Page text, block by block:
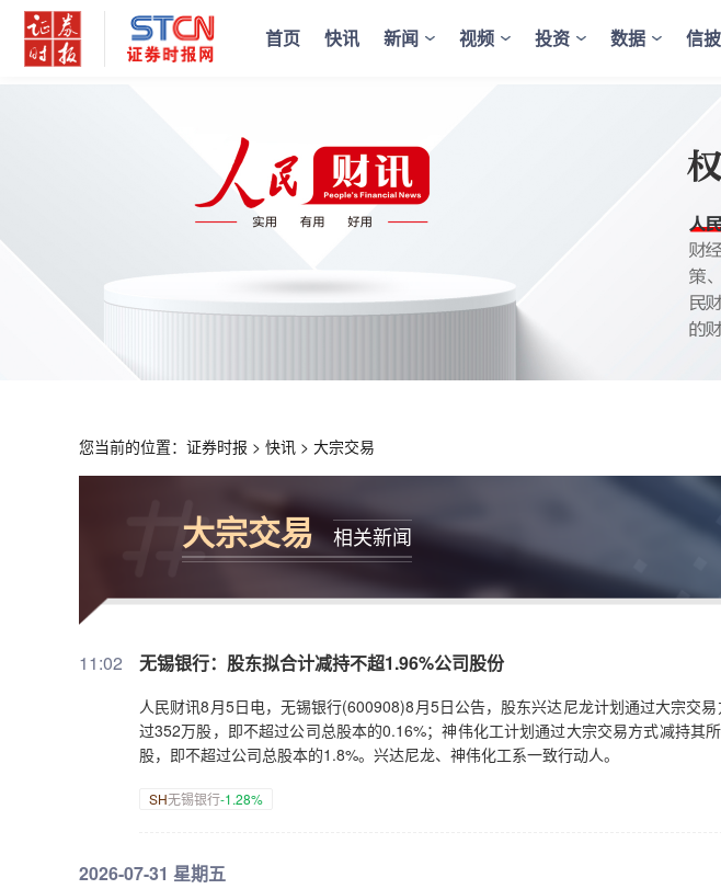
首页 快讯 新闻 视频 投资 数据 信
您当前的位置： 证券时报 > 快讯 > 大宗交易
大宗交易 相关新闻
11:02 无锡银行：股东拟合计减持不超1.96%公司股份
人民财讯8月5日电，无锡银行(600908)8月5日公告，股东兴达尼龙计划通过大宗交
过352万股，即不超过公司总股本的0.16%；神伟化工计划通过大宗交易方式减持其
股，即不超过公司总股本的1.8%。兴达尼龙、神伟化工系一致行动人。
SH无锡银行-1.28%
2026-07-31 星期五